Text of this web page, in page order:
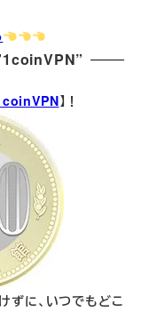
】！
に、いつでもどこ